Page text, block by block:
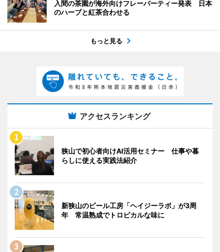
入間の茶園が海外向けフレーバーティー発表 日本
のハーブと紅茶合わせる
もっと見る
アクセスランキング
狭山で初心者向けAI活用セミナー 仕事や暮
らしに使える実践法紹介
新狭山のビール工房「ヘイジーラボ」が3周
年 常温熟成でトロピカルな味に